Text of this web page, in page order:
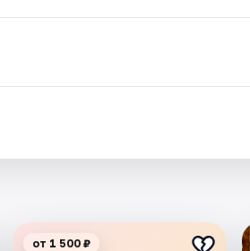
от 1 500 ₽